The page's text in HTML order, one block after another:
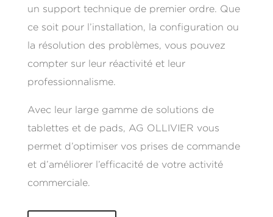
un support technique de premier ordre. Que
ce soit pour l’installation, la configuration ou
la résolution des problèmes, vous pouvez
compter sur leur réactivité et leur
professionnalisme.
Avec leur large gamme de solutions de
tablettes et de pads, AG OLLIVIER vous
permet d’optimiser vos prises de commande
et d’améliorer l’efficacité de votre activité
commerciale.